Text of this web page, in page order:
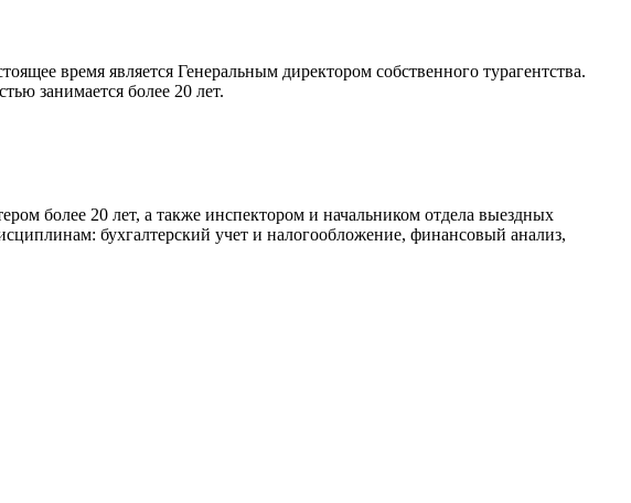
время является Генеральным директором собственного турагентства.
занимается более 20 лет.
более 20 лет, а также инспектором и начальником отдела выездных
бухгалтерский учет и налогообложение, финансовый анализ,